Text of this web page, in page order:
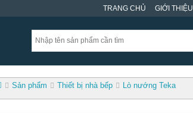
TRANG CHỦ GIỚI THIỆU
Sản phẩm Thiết bị nhà bếp Lò nướng Teka